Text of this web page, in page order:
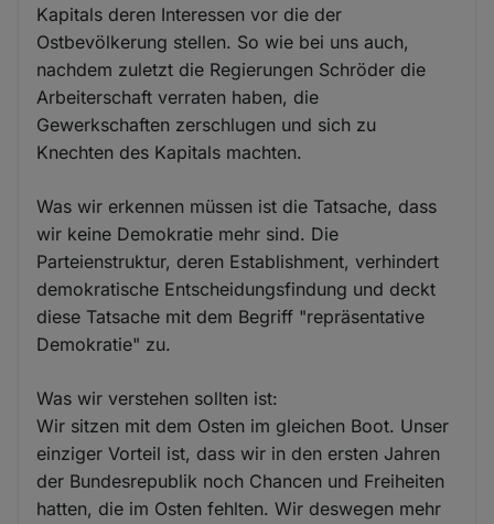
Kapitals deren Interessen vor die der
Ostbevölkerung stellen. So wie bei uns auch,
nachdem zuletzt die Regierungen Schröder die
Arbeiterschaft verraten haben, die
Gewerkschaften zerschlugen und sich zu
Knechten des Kapitals machten.
Was wir erkennen müssen ist die Tatsache, dass
wir keine Demokratie mehr sind. Die
Parteienstruktur, deren Establishment, verhindert
demokratische Entscheidungsfindung und deckt
diese Tatsache mit dem Begriff "repräsentative
Demokratie" zu.
Was wir verstehen sollten ist:
Wir sitzen mit dem Osten im gleichen Boot. Unser
einziger Vorteil ist, dass wir in den ersten Jahren
der Bundesrepublik noch Chancen und Freiheiten
hatten, die im Osten fehlten. Wir deswegen mehr